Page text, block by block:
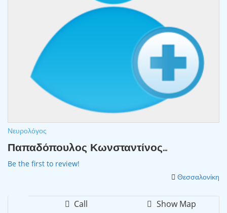
Νευρολόγος
Παπαδόπουλος Κωνσταντίνος...
Be the first to review!
Θεσσαλονίκη
Call
Show Map